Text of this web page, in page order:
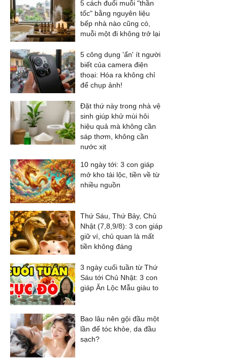
5 cách đuổi muỗi "thần
tốc" bằng nguyên liệu
bếp nhà nào cũng có,
muỗi một đi không trở lại
5 công dụng 'ẩn' ít người
biết của camera điện
thoại: Hóa ra không chỉ
để chụp ảnh!
Đặt thứ này trong nhà vệ
sinh giúp khử mùi hôi
hiệu quả mà không cần
sáp thơm, không cần
nước xịt
10 ngày tới: 3 con giáp
mở kho tài lộc, tiền về từ
nhiều nguồn
Thứ Sáu, Thứ Bảy, Chủ
Nhật (7,8,9/8): 3 con giáp
giữ ví, chủ quan là mất
tiền không đáng
3 ngày cuối tuần từ Thứ
Sáu tới Chủ Nhật: 3 con
giáp Ăn Lộc Mẫu giàu to
Bao lâu nên gội đầu một
lần để tóc khỏe, da đầu
sạch?